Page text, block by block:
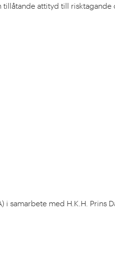
attityd till risktagande
samarbete med H.K.H.